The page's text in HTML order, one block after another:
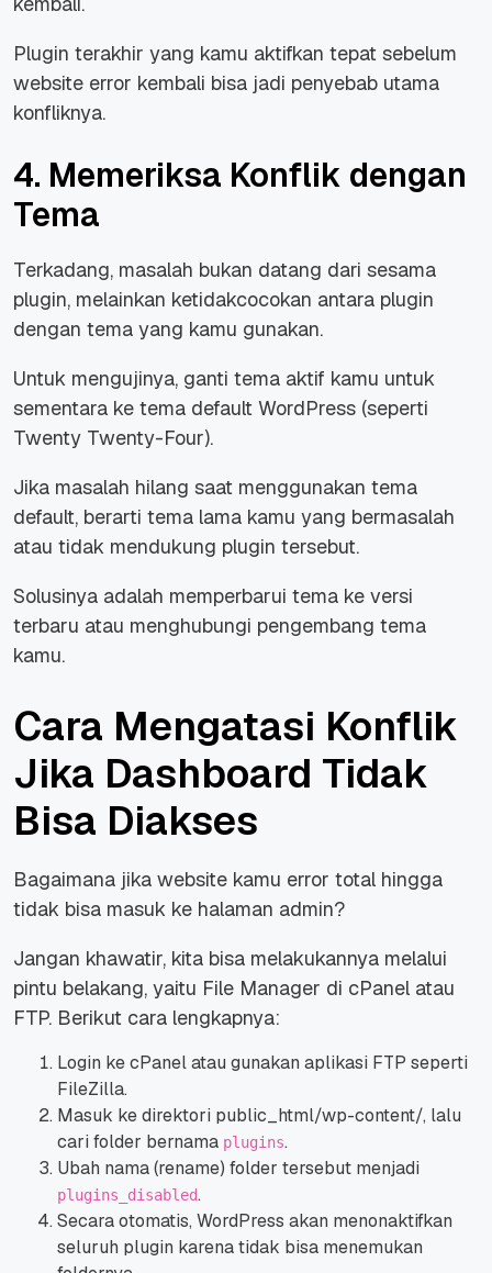
Plugin terakhir yang kamu aktifkan tepat sebelum
website error kembali bisa jadi penyebab utama
konfliknya.
4. Memeriksa Konflik dengan
Tema
Terkadang, masalah bukan datang dari sesama
plugin, melainkan ketidakcocokan antara plugin
dengan tema yang kamu gunakan.
Untuk mengujinya, ganti tema aktif kamu untuk
sementara ke tema default WordPress (seperti
Twenty Twenty-Four).
Jika masalah hilang saat menggunakan tema
default, berarti tema lama kamu yang bermasalah
atau tidak mendukung plugin tersebut.
Solusinya adalah memperbarui tema ke versi
terbaru atau menghubungi pengembang tema
kamu.
Cara Mengatasi Konflik
Jika Dashboard Tidak
Bisa Diakses
Bagaimana jika website kamu error total hingga
tidak bisa masuk ke halaman admin?
Jangan khawatir, kita bisa melakukannya melalui
pintu belakang, yaitu File Manager di cPanel atau
FTP. Berikut cara lengkapnya:
Login ke cPanel atau gunakan aplikasi FTP seperti
FileZilla.
Masuk ke direktori public_html/wp-content/, lalu
cari folder bernama plugins.
Ubah nama (rename) folder tersebut menjadi
plugins_disabled.
Secara otomatis, WordPress akan menonaktifkan
seluruh plugin karena tidak bisa menemukan